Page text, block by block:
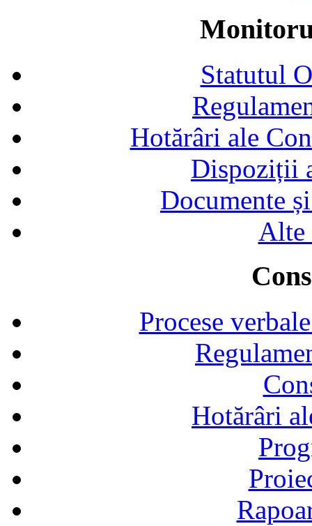
Statutul
Hotărâri ale
Dispoziții
Documente
Alte
Procese
Hotărâri